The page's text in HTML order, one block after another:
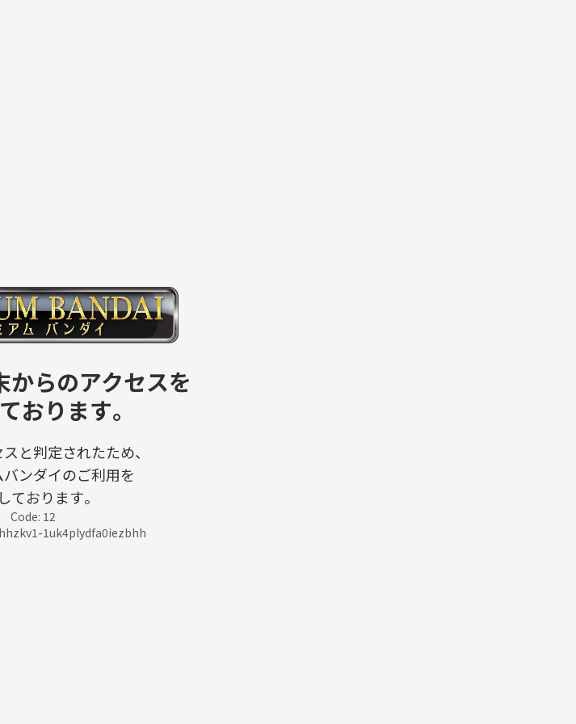
からのアクセスを
おります。
と判定されたため、
ンダイのご利用を
ております。
Code: 12
1uk4plydfa0iezbhh